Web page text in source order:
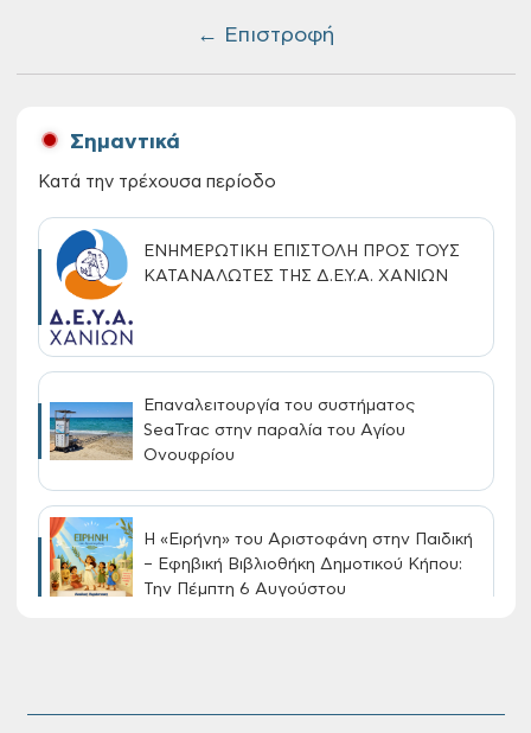
← Επιστροφή
Σημαντικά
Κατά την τρέχουσα περίοδο
ΕΝΗΜΕΡΩΤΙΚΗ ΕΠΙΣΤΟΛΗ ΠΡΟΣ ΤΟΥΣ
ΚΑΤΑΝΑΛΩΤΕΣ ΤΗΣ Δ.Ε.Υ.Α. ΧΑΝΙΩΝ
Επαναλειτουργία του συστήματος
SeaTrac στην παραλία του Αγίου
Ονουφρίου
Η «Ειρήνη» του Αριστοφάνη στην Παιδική
– Εφηβική Βιβλιοθήκη Δημοτικού Κήπου:
Την Πέμπτη 6 Αυγούστου
Πλαστήρα της Δ.Κ. Τσικαλαριών